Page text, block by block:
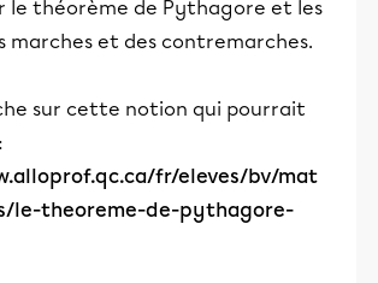
le théorème de Pythagore et les
marches et des contremarches.
sur cette notion qui pourrait
fr/eleves/bv/mat
le-theoreme-de-pythagore-